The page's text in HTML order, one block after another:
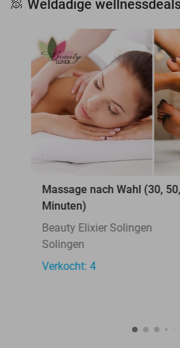
🧖 Weldadige
Massage nach Wahl (30,
Minuten)
Beauty Elixier Solingen
Solingen
Verkocht: 4